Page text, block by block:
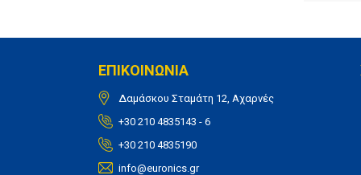
ΕΠΙΚΟΙΝΩΝΙΑ
Δαμάσκου Σταμάτη 12, Αχαρνές
+30 210 4835143 - 6
+30 210 4835190
info@euronics.gr